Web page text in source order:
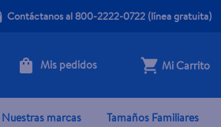
Contáctanos al 800-2222-0722(línea gratuita)
Mis pedidos Mi Carrito
Nuestras marcas Tamaños Familiares
+ Agregar